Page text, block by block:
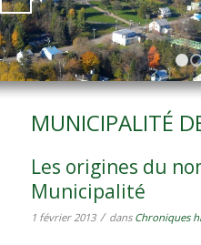
MUNICIPALITÉ
Les origines du
Municipalité
1 février 2013 / dans Chroniques